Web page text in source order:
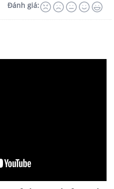
Đánh giá: